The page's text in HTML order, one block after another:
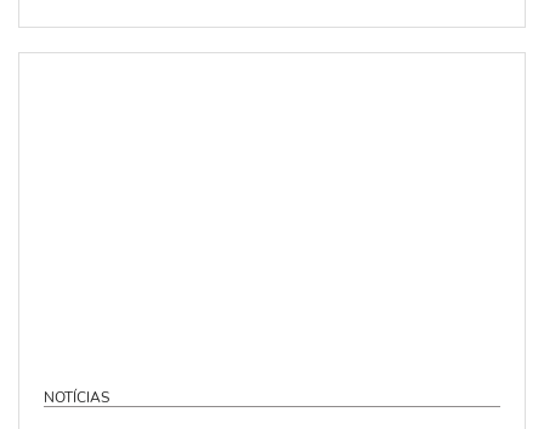
NOTÍCIAS